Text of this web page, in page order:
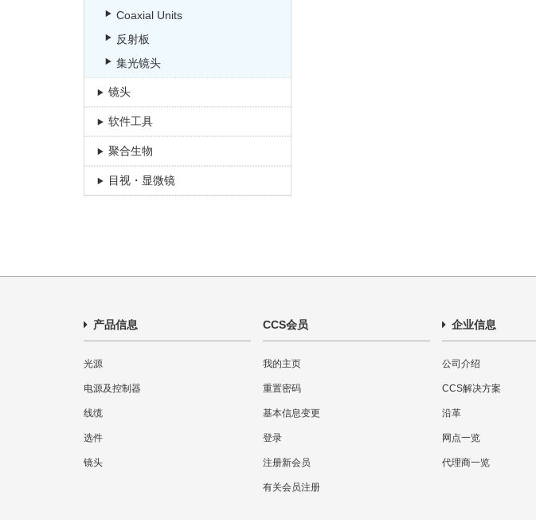
Coaxial Units
反射板
集光镜头
镜头
软件工具
聚合生物
目视・显微镜
产品信息
光源
电源及控制器
线缆
选件
镜头
CCS会员
我的主页
重置密码
基本信息变更
登录
注册新会员
有关会员注册
企业信息
公司介绍
CCS解决方案
沿革
网点一览
代理商一览